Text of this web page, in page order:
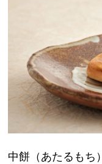
中餅（あたるもち）